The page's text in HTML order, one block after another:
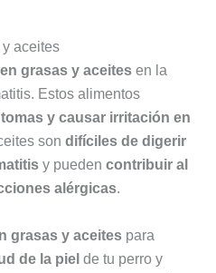
aceites
grasas y aceitesen la
Estos alimentos
y causar irritación en
son difíciles de digerir
y pueden contribuir al
alérgicas.
grasas y aceitespara
de la piel de tu perro y